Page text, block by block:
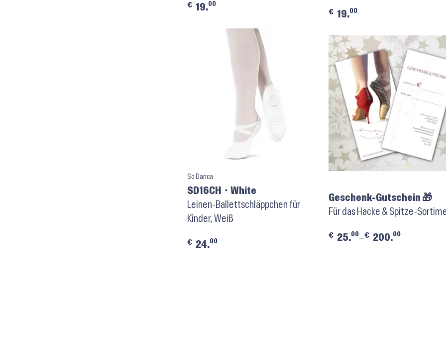
€ 19.00
€ 19.00
So Danca
SD16CH ⬝ White
Leinen-Ballettschläppchen für
Kinder, Weiß
€ 24.00
Geschenk-Gutschein 🎁
Für das Hacke & Spitze-
€ 25.00–€ 200.00